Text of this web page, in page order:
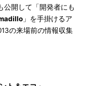
公開して「開発者にも
」を手掛けるア
の来場前の情報収集